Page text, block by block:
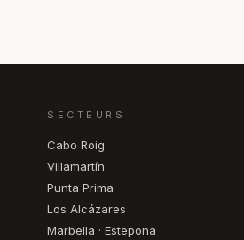
SECTEURS
Cabo Roig
Villamartín
Punta Prima
Los Alcázares
Marbella · Estepona